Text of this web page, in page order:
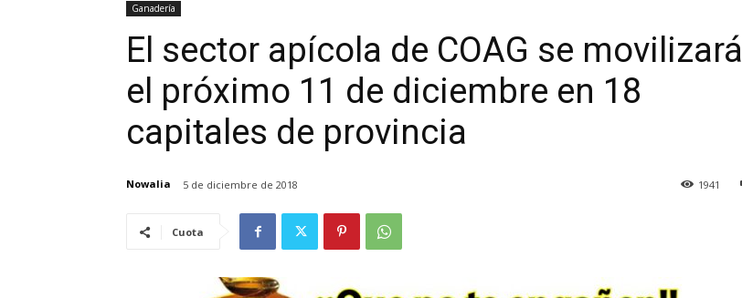
Ganadería
El sector apícola de COAG se movilizará
el próximo 11 de diciembre en 18
capitales de provincia
Nowalia 5 de diciembre de 2018 1941
Cuota